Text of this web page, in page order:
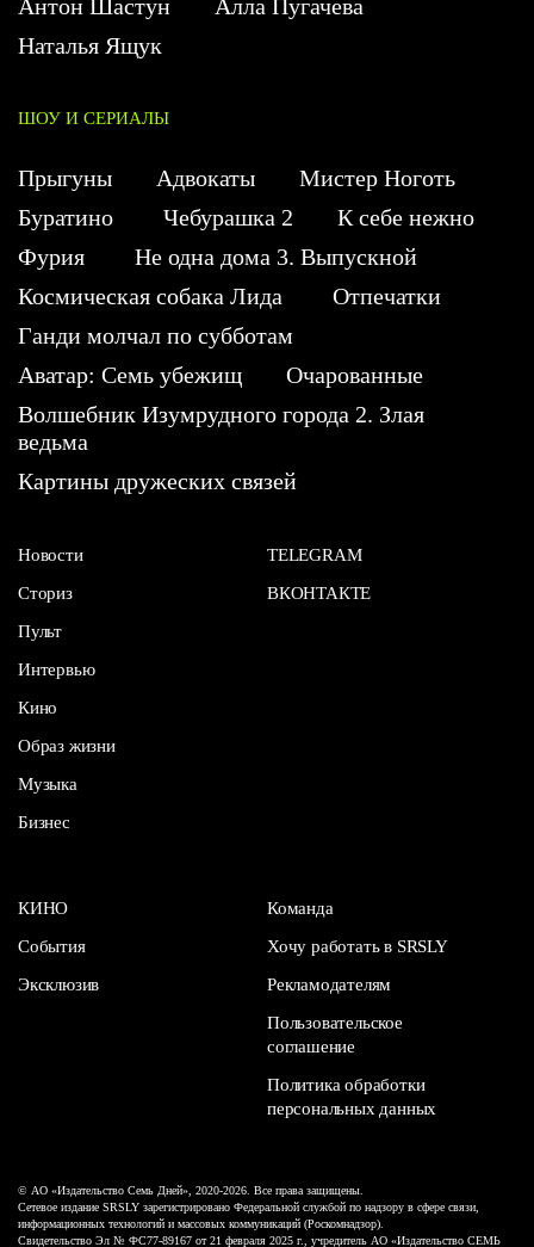
Антон Шастун
Алла Пугачева
Наталья Ящук
ШОУ И СЕРИАЛЫ
Прыгуны Адвокаты
Мистер Ноготь
Буратино
Чебурашка 2
К себе нежно
Фурия
Не одна дома 3. Выпускной
Космическая собака Лида
Отпечатки
Ганди молчал по субботам
Аватар: Семь убежищ
Очарованные
Волшебник Изумрудного города 2. Злая
ведьма
Картины дружеских связей
Новости
Сториз
Пульт
Интервью
Кино
Образ жизни
Музыка
Бизнес
TELEGRAM
ВКОНТАКТЕ
КИНО
События
Эксклюзив
Команда
Хочу работать в SRSLY
Рекламодателям
Пользовательское
соглашение
Политика обработки
персональных данных
© АО «Издательство Семь Дней», 2020-2026. Все права защищены.
Сетевое издание SRSLY зарегистрировано Федеральной службой по надзору в сфере связи,
информационных технологий и массовых коммуникаций (Роскомнадзор).
Свидетельство Эл № ФС77-89167 от 21 февраля 2025 г., учредитель АО «Издательство СЕМЬ